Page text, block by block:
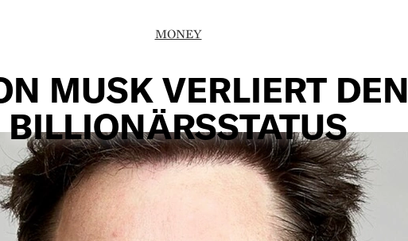
MONEY
MUSK VERLIERT DEN
BILLIONÄRSSTATUS